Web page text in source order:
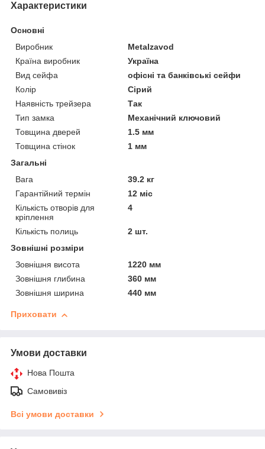
Характеристики
Основні
Виробник
Metalzavod
Країна виробник
Україна
Вид сейфа
офісні та банківські сейфи
Колір
Сірий
Наявність трейзера
Так
Тип замка
Механічний ключовий
Товщина дверей
1.5 мм
Товщина стінок
1 мм
Загальні
Вага
39.2 кг
Гарантійний термін
12 міс
Кількість отворів для
кріплення
4
Кількість полиць
2 шт.
Зовнішні розміри
Зовнішня висота
1220 мм
Зовнішня глибина
360 мм
Зовнішня ширина
440 мм
Приховати
Умови доставки
Нова Пошта
Самовивіз
Всі умови доставки